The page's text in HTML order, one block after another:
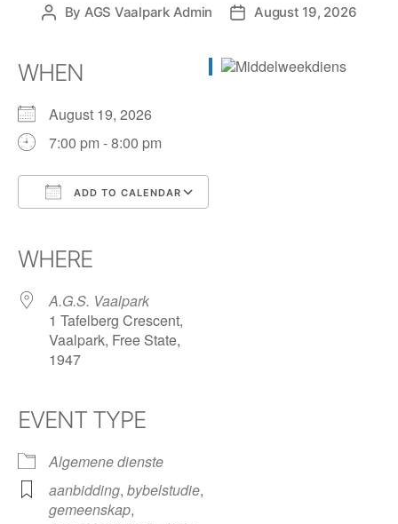
By AGS Vaalpark Admin August 19, 2026
WHEN
August 19, 2026
7:00 pm - 8:00 pm
ADD TO CALENDAR
WHERE
A.G.S. Vaalpark
1 Tafelberg Crescent,
Vaalpark, Free State,
1947
EVENT TYPE
Algemene dienste
aanbidding, bybelstudie,
gemeenskap,